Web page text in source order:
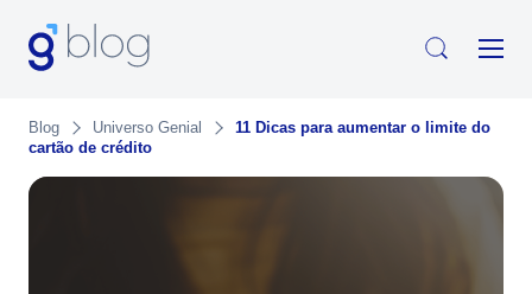
Blog Universo Genial
11 Dicas para aumentar o limite do
cartão de crédito